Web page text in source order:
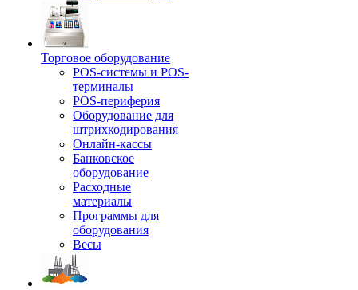
Торговое оборудование
POS-системы и POS-
терминалы
POS-периферия
Оборудование для
штрихкодирования
Онлайн-кассы
Банковское
оборудование
Расходные
материалы
Программы для
оборудования
Весы